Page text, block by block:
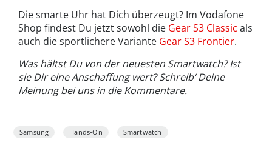
Die smarte Uhr hat Dich überzeugt? Im Vodafone
Shop findest Du jetzt sowohl die Gear S3 Classic als
auch die sportlichere Variante Gear S3 Frontier.
Was hältst Du von der neuesten Smartwatch? Ist
sie Dir eine Anschaffung wert? Schreib‘ Deine
Meinung bei uns in die Kommentare.
Samsung Hands-On Smartwatch